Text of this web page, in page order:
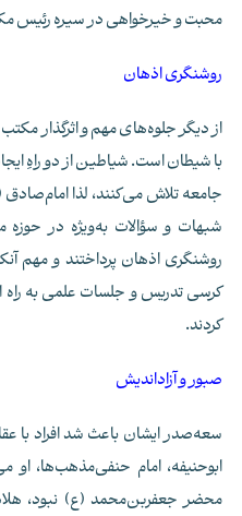
محبت و خیرخواهی در سیره رئیس
روشنگری اذهان
از دیگر جلوه‌های مهم و اثرگذار
با شیطان است. شیاطین از دو راهِ
جامعه تلاش می‌کنند، لذا امام‌صادق
شبهات و سؤالات به‌ویژه در
روشنگری اذهان پرداختند و مهم
کرسی تدریس و جلسات علمی به
کردند.
صبور و آزاداندیش
سعه‌صدر ایشان باعث شد افراد با
ابوحنیفه، امام حنفی‌مذهب‌ها،
محضر جعفربن‌محمد (ع) نبود،